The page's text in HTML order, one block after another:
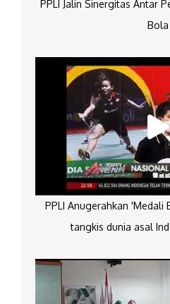
PPLI Jalin Sinergitas Antar
Bola
PPLI Anugerahkan 'Medali
tangkis dunia asal